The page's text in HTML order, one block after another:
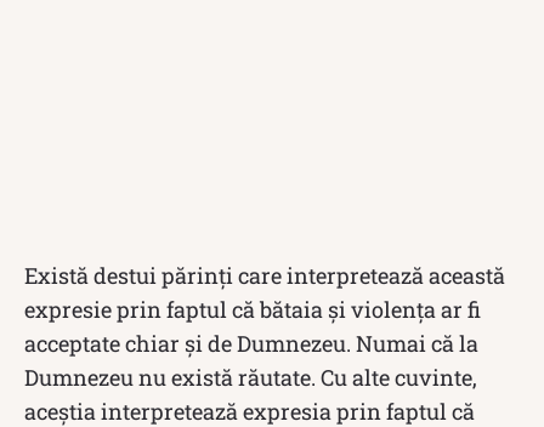
Există destui părinți care interpretează această
expresie prin faptul că bătaia și violența ar fi
acceptate chiar și de Dumnezeu. Numai că la
Dumnezeu nu există răutate. Cu alte cuvinte,
aceștia interpretează expresia prin faptul că